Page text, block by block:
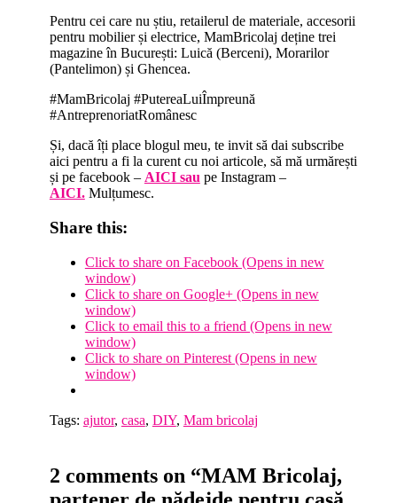
Pentru cei care nu știu, retailerul de materiale, accesorii
pentru mobilier și electrice, MamBricolaj deține trei
magazine în București: Luică (Berceni), Morarilor
(Pantelimon) și Ghencea.
#MamBricolaj #PutereaLuiÎmpreună
#AntreprenoriatRomânesc
Și, dacă îți place blogul meu, te invit să dai subscribe
aici pentru a fi la curent cu noi articole, să mă urmărești
și pe facebook – AICI saupe Instagram –
AICI.Mulțumesc.
Share this:
Click to share on Facebook (Opens in new
window)
Click to share on Google+ (Opens in new
window)
Click to email this to a friend (Opens in new
window)
Click to share on Pinterest (Opens in new
window)
Tags: ajutor, casa, DIY, Mam bricolaj
2 comments on “MAM Bricolaj,